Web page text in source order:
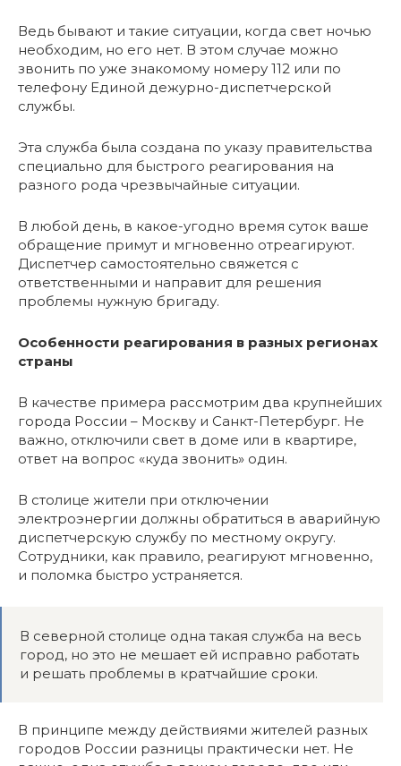
Ведь бывают и такие ситуации, когда свет ночью
необходим, но его нет. В этом случае можно
звонить по уже знакомому номеру 112 или по
телефону Единой дежурно-диспетчерской
службы.
Эта служба была создана по указу правительства
специально для быстрого реагирования на
разного рода чрезвычайные ситуации.
В любой день, в какое-угодно время суток ваше
обращение примут и мгновенно отреагируют.
Диспетчер самостоятельно свяжется с
ответственными и направит для решения
проблемы нужную бригаду.
Особенности реагирования в разных регионах
страны
В качестве примера рассмотрим два крупнейших
города России – Москву и Санкт-Петербург. Не
важно, отключили свет в доме или в квартире,
ответ на вопрос «куда звонить» один.
В столице жители при отключении
электроэнергии должны обратиться в аварийную
диспетчерскую службу по местному округу.
Сотрудники, как правило, реагируют мгновенно,
и поломка быстро устраняется.
В северной столице одна такая служба на весь
город, но это не мешает ей исправно работать
и решать проблемы в кратчайшие сроки.
В принципе между действиями жителей разных
городов России разницы практически нет. Не